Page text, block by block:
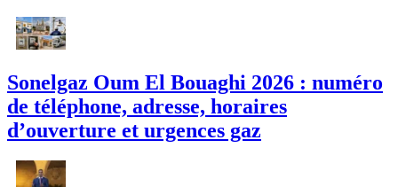
Sonelgaz Oum El Bouaghi 2026 : numéro
de téléphone, adresse, horaires
d’ouverture et urgences gaz